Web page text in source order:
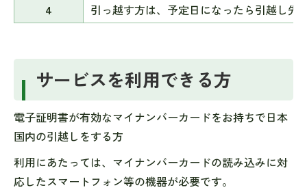
4
引っ越す方は、予定日になったら引越し
サービスを利用できる方
電子証明書が有効なマイナンバーカードをお持ちで日本
国内の引越しをする方
利用にあたっては、マイナンバーカードの読み込みに対
応したスマートフォン等の機器が必要です。